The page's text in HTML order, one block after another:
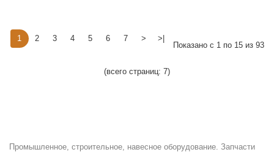
1 2 3 4 5 6 7 > >|
Показано с 1 по 15 из 93
(всего страниц: 7)
Промышленное, строительное, навесное оборудование. Запчасти